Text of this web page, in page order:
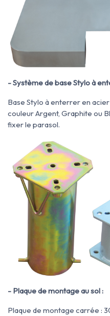
- Système de base Stylo à
Base Stylo à enterrer en
couleur Argent, Graphite ou
fixer le parasol.
- Plaque de montage au sol :
Plaque de montage carrée :